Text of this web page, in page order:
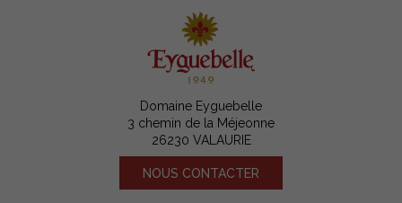
Domaine Eyguebelle
3 chemin de la Méjeonne
26230 VALAURIE
NOUS CONTACTER